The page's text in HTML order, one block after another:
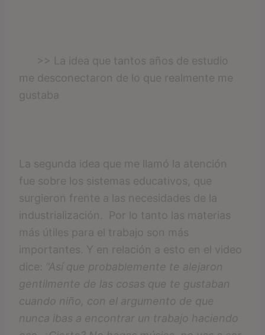
>> La idea que tantos años de estudio
me desconectaron de lo que realmente me
gustaba
La segunda idea que me llamó la atención
fue sobre los sistemas educativos, que
surgieron frente a las necesidades de la
industrialización. Por lo tanto las materias
más útiles para el trabajo son más
importantes. Y en relación a esto en el video
dice: “Así que probablemente te alejaron
gentilmente de las cosas que te gustaban
cuando niño, con el argumento de que
nunca ibas a encontrar un trabajo haciendo